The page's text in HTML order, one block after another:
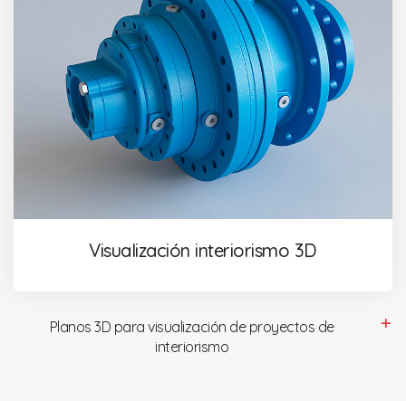
Visualización interiorismo 3D
Planos 3D para visualización de proyectos de
interiorismo